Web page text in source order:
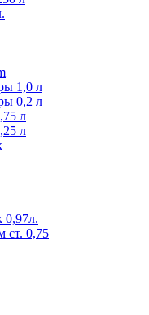
1,0 л
0,2 л
л
л
0,97л.
ст. 0,75